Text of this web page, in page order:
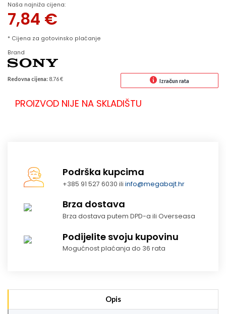
Naša najniža cijena:
7,84 €
* Cijena za gotovinsko plaćanje
Brand
Redovna cijena: 8.76 € Izračun rata
PROIZVOD NIJE NA SKLADIŠTU
Podrška kupcima
+385 91 527 6030 iliinfo@megabajt.hr
Brza dostava
Brza dostava putem DPD-a ili Overseasa
Podijelite svoju kupovinu
Mogućnost plaćanja do 36 rata
Opis